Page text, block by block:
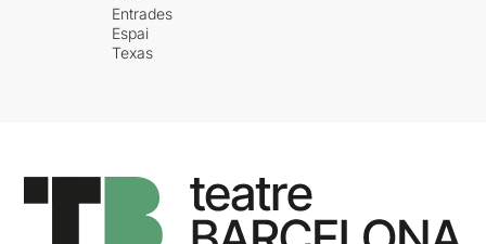
Entrades
Espai
Texas